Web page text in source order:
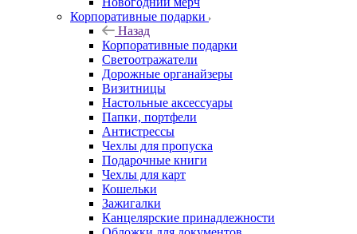
Корпоративные подарки
Назад
Корпоративные подарки
Светоотражатели
Дорожные органайзеры
Визитницы
Настольные аксессуары
Папки, портфели
Антистрессы
Чехлы для пропуска
Подарочные книги
Чехлы для карт
Кошельки
Зажигалки
Канцелярские принадлежности